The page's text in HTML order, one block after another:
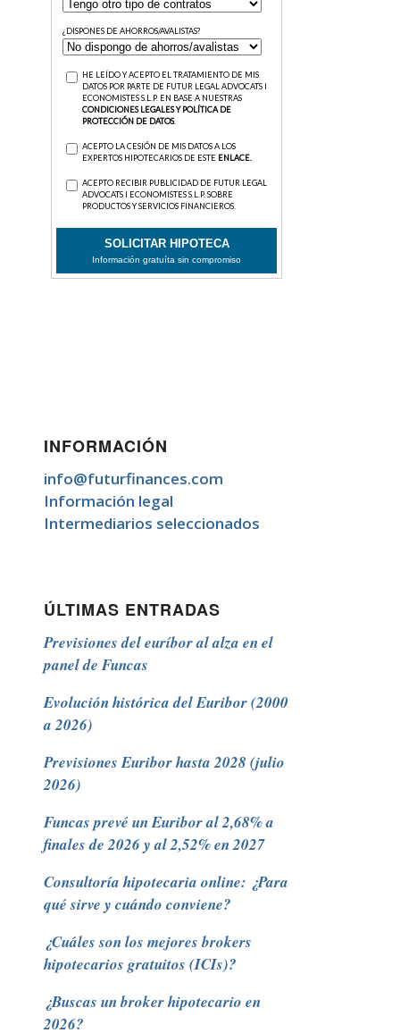
INFORMACIÓN
info@futurfinances.com
Información legal
Intermediarios seleccionados
ÚLTIMAS ENTRADAS
Previsiones del euríbor al alza en el
panel de Funcas
Evolución histórica del Euribor (2000
a 2026)
Previsiones Euribor hasta 2028 (julio
2026)
Funcas prevé un Euribor al 2,68% a
finales de 2026 y al 2,52% en 2027
Consultoría hipotecaria online: ¿Para
qué sirve y cuándo conviene?
¿Cuáles son los mejores brokers
hipotecarios gratuitos (ICIs)?
¿Buscas un broker hipotecario en
2026?